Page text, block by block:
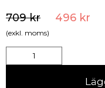
709kr 496 kr
(exkl. moms)